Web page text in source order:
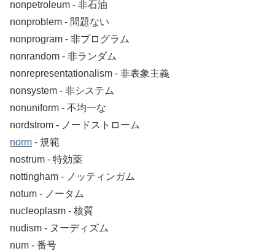
nonpetroleum ‐ 非石油
nonproblem ‐ 問題ない
nonprogram ‐ 非プログラム
nonrandom ‐ 非ランダム
nonrepresentationalism ‐ 非表象主義
nonsystem ‐ 非システム
nonuniform ‐ 不均一な
nordstrom ‐ ノードストローム
norm ‐ 規範
nostrum ‐ 特効薬
nottingham ‐ ノッティンガム
notum ‐ ノータム
nucleoplasm ‐ 核質
nudism ‐ ヌーディズム
num ‐ 番号